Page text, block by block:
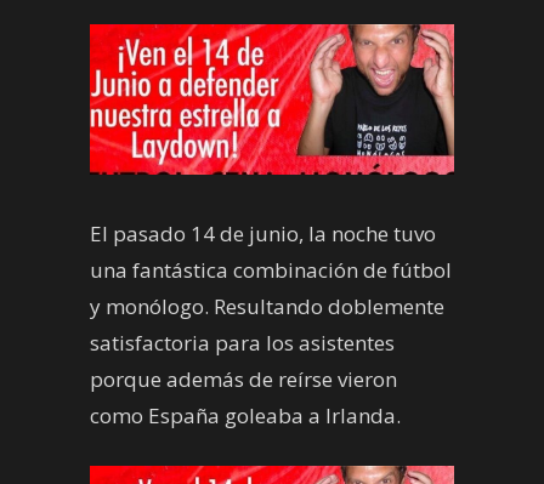
El pasado 14 de junio, la noche tuvo
una fantástica combinación de fútbol
y monólogo. Resultando doblemente
satisfactoria para los asistentes
porque además de reírse vieron
como España goleaba a Irlanda.